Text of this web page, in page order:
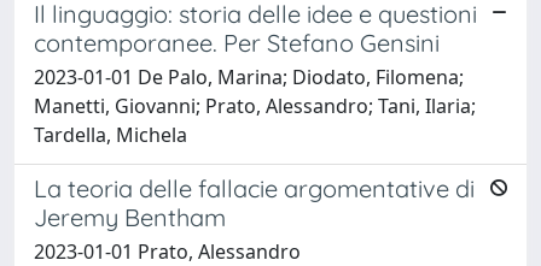
Il linguaggio: storia delle idee e questioni
contemporanee. Per Stefano Gensini
2023-01-01 De Palo, Marina; Diodato, Filomena;
Manetti, Giovanni; Prato, Alessandro; Tani, Ilaria;
Tardella, Michela
La teoria delle fallacie argomentative di
Jeremy Bentham
2023-01-01 Prato, Alessandro